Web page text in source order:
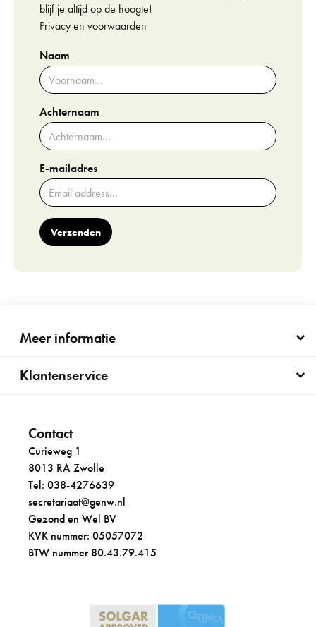
blijf je altijd op de hoogte!
Privacy en voorwaarden
Naam
Achternaam
E-mailadres
Verzenden
Meer informatie
Klantenservice
Contact
Curieweg 1
8013 RA Zwolle
Tel: 038-4276639
secretariaat@genw.nl
Gezond en Wel BV
KVK nummer: 05057072
BTW nummer 80.43.79.415